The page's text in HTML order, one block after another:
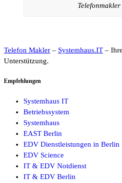
Telefonmakler
Telefon Makler – Systemhaus.IT –
Unterstützung.
Empfehlungen
Systemhaus IT
Betriebssystem
Systemhaus
EAST Berlin
EDV Dienstleistungen in Berlin
EDV Science
IT & EDV Notdienst
IT & EDV Berlin